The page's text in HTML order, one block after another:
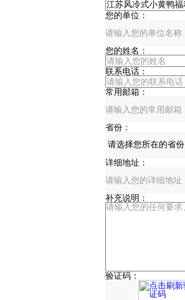
您的单位：
您的姓名：
联系电话：
常用邮箱：
省份：
详细地址：
补充说明：
验证码：